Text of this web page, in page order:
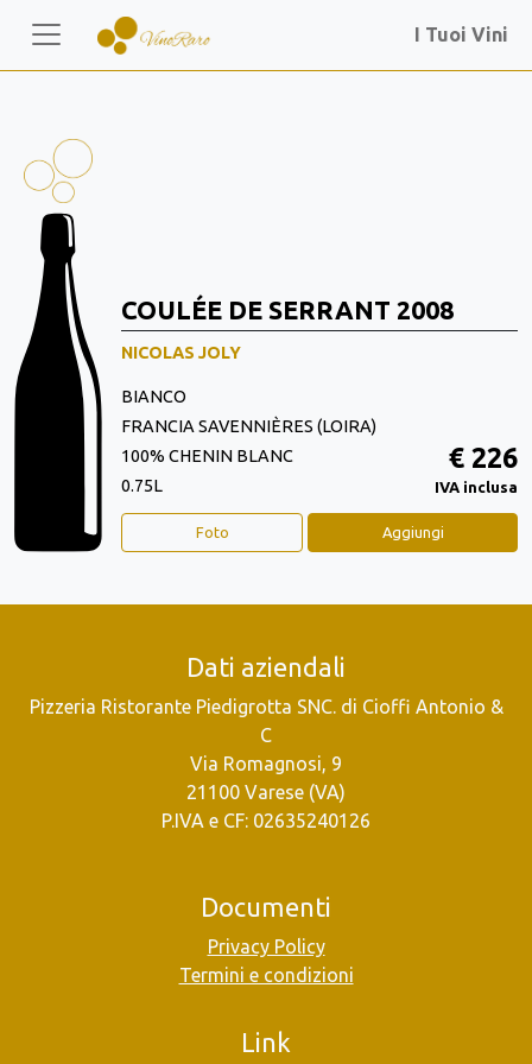
I Tuoi Vini
COULÉE DE SERRANT 2008
NICOLAS JOLY
BIANCO
FRANCIA SAVENNIÈRES (LOIRA)
100% CHENIN BLANC
0.75L
€ 226
IVA inclusa
Foto Aggiungi
Dati aziendali
Pizzeria Ristorante Piedigrotta SNC. di Cioffi Antonio &
C
Via Romagnosi, 9
21100 Varese (VA)
P.IVA e CF: 02635240126
Documenti
Privacy Policy
Termini e condizioni
Link